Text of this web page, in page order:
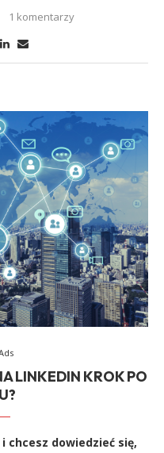
1 komentarzy
LINKEDIN KROK PO
chcesz dowiedzieć się,